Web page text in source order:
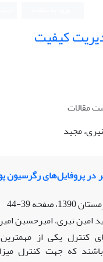
کیفیت
مقالات
مجید
در پروفایل‌های رگرسیون
39-44
امین نیری، امیرحسین
کنترل یکی از
که جهت کنترل